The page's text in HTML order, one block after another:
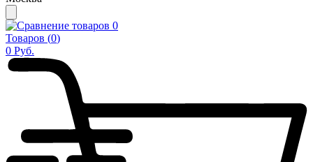
0
Товаров (0)
0 Руб.